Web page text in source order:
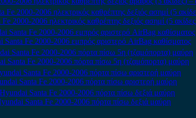
2000-2006 ηλεκτρικός καθρέπτης δεξιός ασημί (5
Santa Fe 2000-2006 εμπρός αριστερό AirBag καθίσματος
Santa Fe 2000-2006 πόρτα πίσω 5η (τζαμόπορτα) μαύρη
Santa Fe 2000-2006 πόρτα πίσω αριστερή μαύρη
Santa Fe 2000-2006 πόρτα πίσω δεξιά μαύρη